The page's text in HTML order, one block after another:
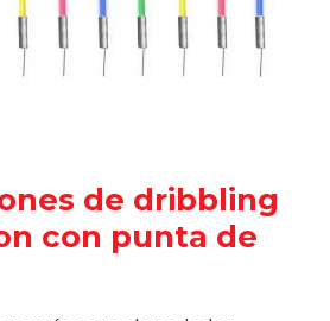
de dribbling
con punta de